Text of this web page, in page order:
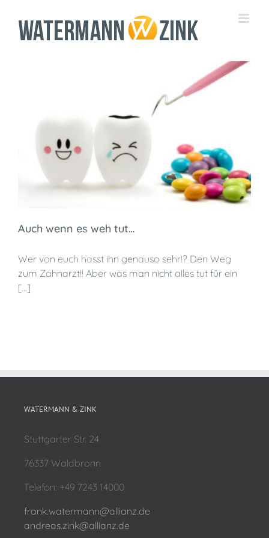
Inhalt
springen
Auch wenn es weh tut…
Wer von euch hasst ihn genauso sehr!? Den Weg
zum Zahnarzt!! Aber was man nicht alles tut für ein
[...]
WATERMANN & ZINK
Stuttgarter Str. 24
76337 Waldbronn
Telefon: +49 7243 14000
frank.watermann@allianz.de
andreas.zink@allianz.de